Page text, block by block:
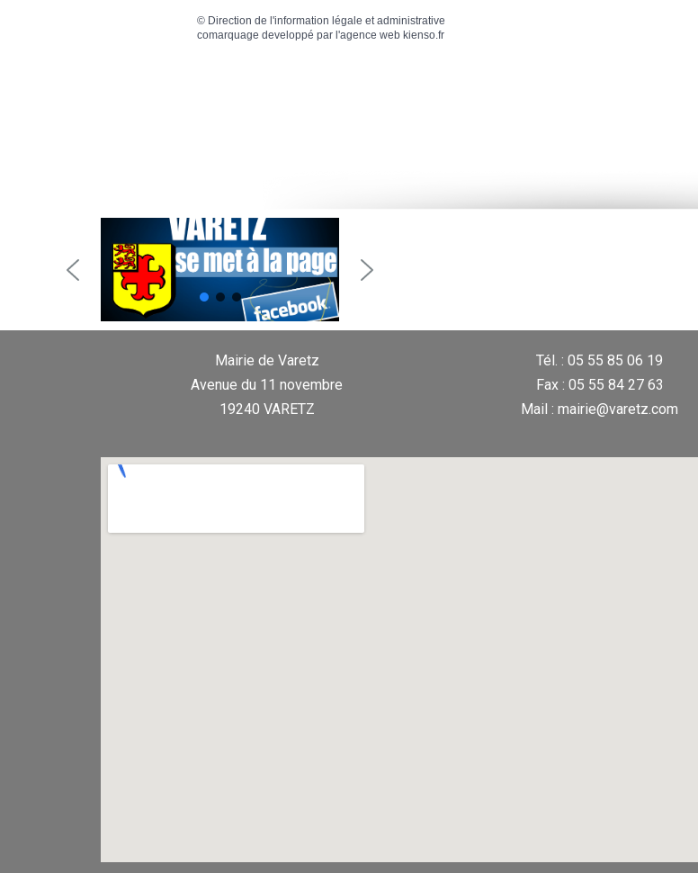
© Direction de l'information légale et administrative
comarquage developpé par l'agence web kienso.fr
Mairie de Varetz
Avenue du 11 novembre
19240 VARETZ
Tél. : 05 55 85 06 19
Fax : 05 55 84 27 63
Mail : mairie@varetz.com